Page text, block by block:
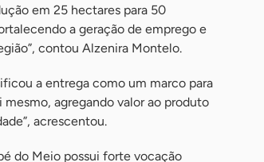
em 25 hectares para 50
a geração de emprego e
contou Alzenira Montelo.
a entrega como um marco para
mesmo, agregando valor ao produto
acrescentou.
do Meio possui forte vocação